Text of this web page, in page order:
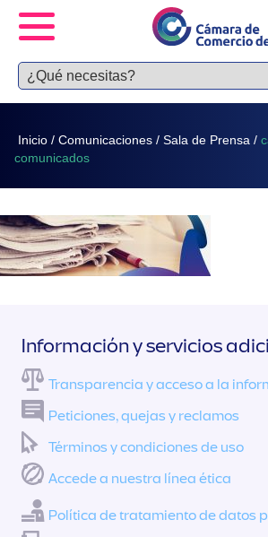
Inicio / Comunicaciones / Sala de Prensa /
comunicados
Información y servicios
Transparencia y acceso a la
Peticiones, quejas y reclamos
Términos y condiciones de uso
Accede a nuestra línea ética
Política de tratamiento de datos